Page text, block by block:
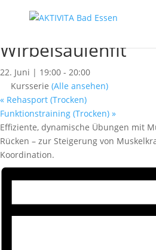
« Alle Kurse
Wirbelsäulenfit
22. Juni | 19:00 - 20:00
Kursserie (Alle ansehen)
« Rehasport (Trocken)
Funktionstraining (Trocken) »
Effiziente, dynamische Übungen mit
Rücken – zur Steigerung von
Koordination.